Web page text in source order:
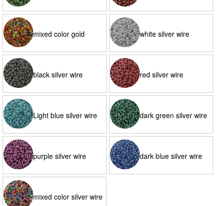
mixed color gold
thread
white silver wire
black silver wire red silver wire
Light blue silver wire dark green silver wire
purple silver wire dark blue silver wire
mixed color silver wire